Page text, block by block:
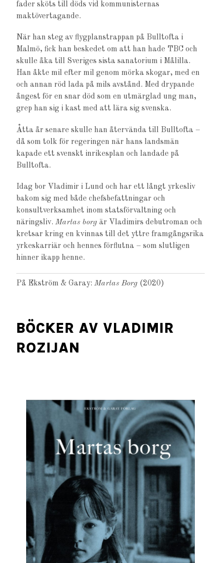
fader sköts till döds vid kommunisternas
maktövertagande.
När han steg av flygplanstrappan på Bulltofta i
Malmö, fick han beskedet om att han hade TBC och
skulle åka till Sveriges sista sanatorium i Målilla.
Han åkte mil efter mil genom mörka skogar, med en
och annan röd lada på mils avstånd. Med drypande
ångest för en snar död som en utmärglad ung man,
grep han sig i kast med att lära sig svenska.
Åtta år senare skulle han återvända till Bulltofta –
då som tolk för regeringen när hans landsmän
kapade ett svenskt inrikesplan och landade på
Bulltofta.
Idag bor Vladimir i Lund och har ett långt yrkesliv
bakom sig med både chefsbefattningar och
konsultverksamhet inom statsförvaltning och
näringsliv.Martas borg är Vladimirs debutroman och
kretsar kring en kvinnas till det yttre framgångsrika
yrkeskarriär och hennes förflutna – som slutligen
hinner ikapp henne.
På Ekström & Garay:Martas Borg (2020)
BÖCKER AV VLADIMIR
ROZIJAN